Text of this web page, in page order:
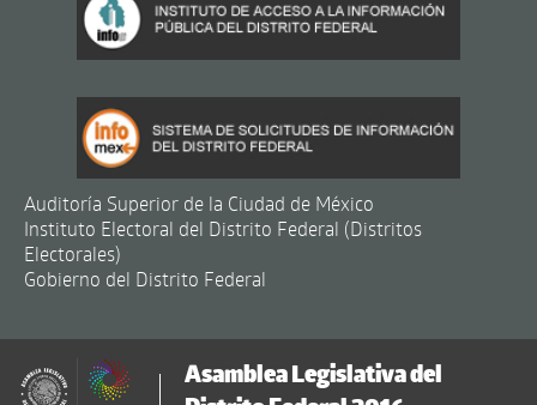
Auditoría Superior de la Ciudad de México
Instituto Electoral del Distrito Federal (Distritos
Electorales)
Gobierno del Distrito Federal
Asamblea Legislativa del